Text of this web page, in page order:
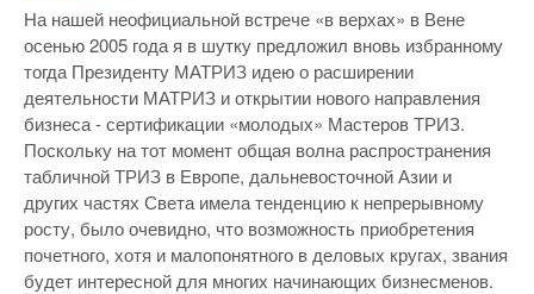
На нашей неофициальной встрече «в верхах» в Вене
осенью 2005 года я в шутку предложил вновь избранному
тогда Президенту МАТРИЗ идею о расширении
деятельности МАТРИЗ и открытии нового направления
бизнеса - сертификации «молодых» Мастеров ТРИЗ.
Поскольку на тот момент общая волна распространения
табличной ТРИЗ в Европе, дальневосточной Азии и
других частях Света имела тенденцию к непрерывному
росту, было очевидно, что возможность приобретения
почетного, хотя и малопонятного в деловых кругах, звания
будет интересной для многих начинающих бизнесменов.